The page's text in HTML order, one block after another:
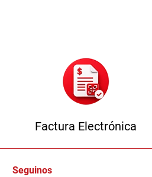
Factura Electrónica
Seguinos